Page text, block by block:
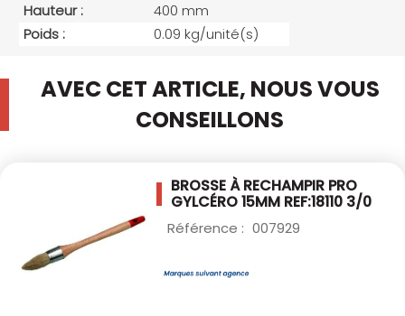
Hauteur :
400 mm
Poids :
0.09 kg/unité(s)
AVEC CET ARTICLE, NOUS VOUS
CONSEILLONS
BROSSE À RECHAMPIR PRO
GYLCÉRO 15MM REF:18110 3/0
Référence : 007929